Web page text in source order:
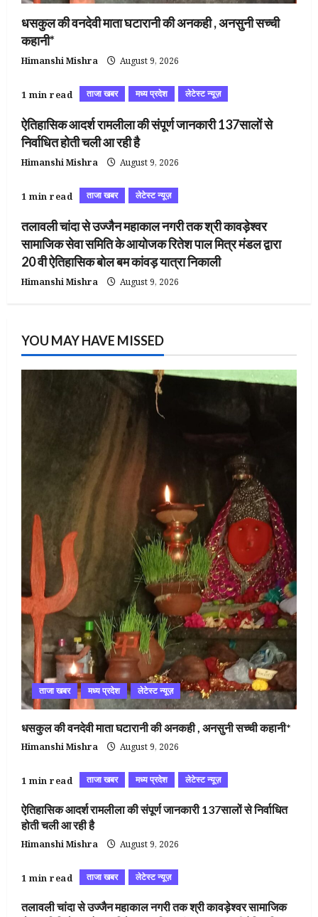
धसकुल की वनदेवी माता घटारानी की अनकही , अनसुनी सच्ची
कहानी*
Himanshi Mishra August 9, 2026
1 min read ताजा खबर मध्य प्रदेश लेटेस्ट न्यूज़
ऐतिहासिक आदर्श रामलीला की संपूर्ण जानकारी 137सालों से
निर्वाधित होती चली आ रही है
Himanshi Mishra August 9, 2026
1 min read ताजा खबर लेटेस्ट न्यूज़
तलावली चांदा से उज्जैन महाकाल नगरी तक श्री कावड़ेश्वर
सामाजिक सेवा समिति के आयोजक रितेश पाल मित्र मंडल द्वारा
20 वी ऐतिहासिक बोल बम कांवड़ यात्रा निकाली
Himanshi Mishra August 9, 2026
YOU MAY HAVE MISSED
ताजा खबर मध्य प्रदेश लेटेस्ट न्यूज़
धसकुल की वनदेवी माता घटारानी की अनकही , अनसुनी सच्ची कहानी*
Himanshi Mishra August 9, 2026
1 min read ताजा खबर मध्य प्रदेश लेटेस्ट न्यूज़
ऐतिहासिक आदर्श रामलीला की संपूर्ण जानकारी 137सालों से निर्वाधित
होती चली आ रही है
Himanshi Mishra August 9, 2026
1 min read ताजा खबर लेटेस्ट न्यूज़
तलावली चांदा से उज्जैन महाकाल नगरी तक श्री कावड़ेश्वर सामाजिक